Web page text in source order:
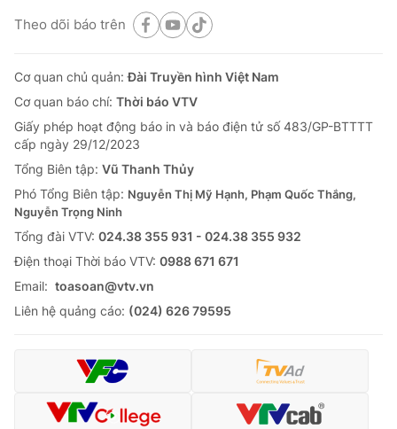
Theo dõi báo trên
Cơ quan chủ quản:Đài Truyền hình Việt Nam
Cơ quan báo chí: Thời báo VTV
Giấy phép hoạt động báo in và báo điện tử số 483/GP-BTTTT
cấp ngày 29/12/2023
Tổng Biên tập: Vũ Thanh Thủy
Phó Tổng Biên tập: Nguyễn Thị Mỹ Hạnh, Phạm Quốc Thắng,
Nguyễn Trọng Ninh
Tổng đài VTV: 024.38 355 931 - 024.38 355 932
Ðiện thoại Thời báo VTV: 0988 671 671
Email: toasoan@vtv.vn
Liên hệ quảng cáo: (024) 626 79595